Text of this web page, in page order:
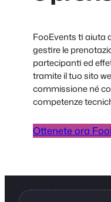
FooEvents ti aiuta
gestire le
partecipanti ed
tramite il tuo sito
commissione né
competenze
Ottenete ora